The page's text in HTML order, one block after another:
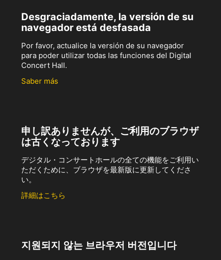
Desgraciadamente, la versión de su
navegador está desfasada
Por favor, actualice la versión de su navegador
para poder utilizar todas las funciones del Digital
Concert Hall.
Saber más
申し訳ありませんが、ご利用のブラウザ
は古くなっております
デジタル・コンサートホールの全ての機能をご利用い
ただくために、ブラウザを最新版に更新してくださ
い。
詳細はこちら
지원되지 않는 브라우저 버전입니다